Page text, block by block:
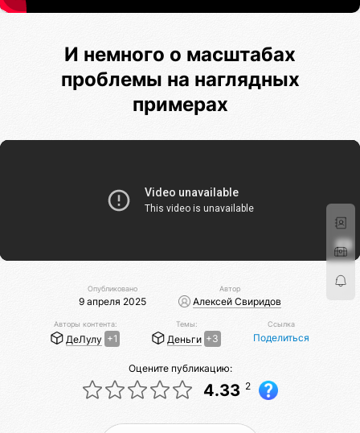
И немного о масштабах
проблемы на наглядных
примерах
Опубликовано
9 апреля 2025
Автор
Алексей Свиридов
Авторы контента:
ДеЛулу +1
Темы:
Деньги +3
Ссылка
Поделиться
Оцените публикацию:
4.33 2